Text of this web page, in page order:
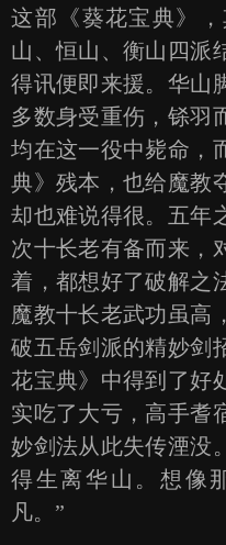
这部《葵花宝典》
山、恒山、衡山四派
得讯便即来援。华山
多数身受重伤，铩羽
均在这一役中毙命，
典》残本，也给魔教
却也难说得很。五年
次十长老有备而来，
着，都想好了破解之
魔教十长老武功虽高
破五岳剑派的精妙剑
花宝典》中得到了好
实吃了大亏，高手耆
妙剑法从此失传湮没
得生离华山。想像
凡。”